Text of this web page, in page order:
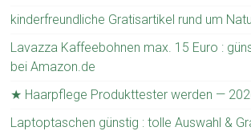
kinderfreundliche Gratisartikel rund um
Lavazza Kaffeebohnen max. 15 Euro :
bei Amazon.de
★ Haarpflege Produkttester werden —
Laptoptaschen günstig : tolle Auswahl &